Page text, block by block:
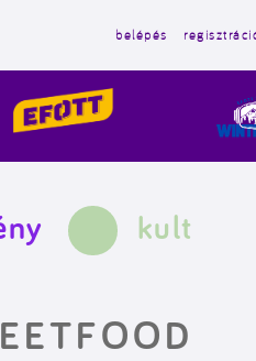
belépés
kult